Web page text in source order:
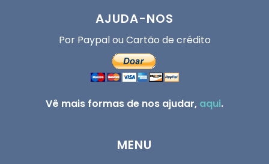
AJUDA-NOS
Por Paypal ou Cartão de crédito
Vê mais formas de nos ajudar, aqui.
MENU